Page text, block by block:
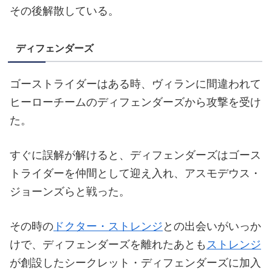
その後解散している。
ディフェンダーズ
ゴーストライダーはある時、ヴィランに間違われて
ヒーローチームのディフェンダーズから攻撃を受け
た。
すぐに誤解が解けると、ディフェンダーズはゴース
トライダーを仲間として迎え入れ、アスモデウス・
ジョーンズらと戦った。
その時の ドクター・ストレンジ との出会いがいっか
けで、ディフェンダーズを離れたあとも ストレンジ
が創設したシークレット・ディフェンダーズに加入